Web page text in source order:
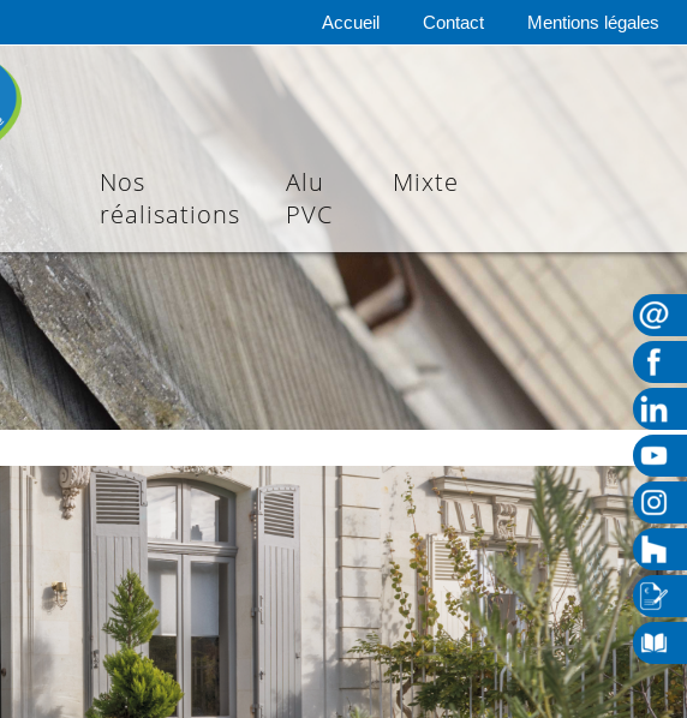
Nos
réalisations
Alu
PVC
Mixte
Accueil Contact Mentions légales